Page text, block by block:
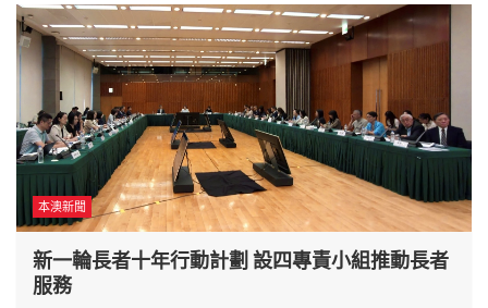
本澳新聞
新一輪長者十年行動計劃 設四專責小組推動長者
服務